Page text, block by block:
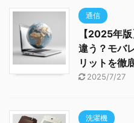
通信
【2025年
違う？モバ
リットを徹
2025/7/27
洗濯機